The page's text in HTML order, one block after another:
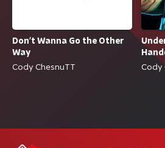
Don't Wanna Go the Other
Way
Cody ChesnuTT
Cody